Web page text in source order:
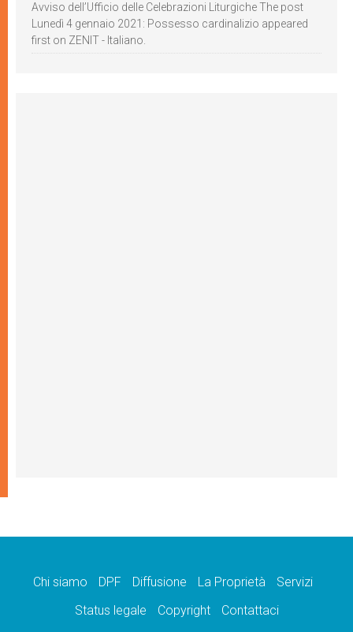
Avviso dell’Ufficio delle Celebrazioni Liturgiche The post
Lunedì 4 gennaio 2021: Possesso cardinalizio appeared
first on ZENIT - Italiano.
Chi siamo DPF Diffusione La Proprietà
Servizi
Status legale
Copyright Contattaci